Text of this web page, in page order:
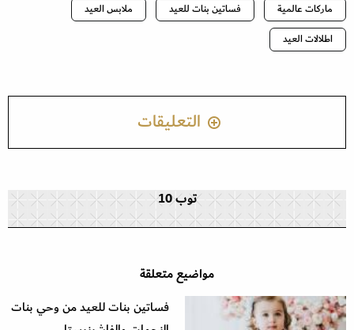
ماركات عالمية
فساتين بنات للعيد
ملابس العيد
اطلالات العيد
التعليقات
توب 10
مواضيع متعلقة
فساتين بنات للعيد من وحي بنات